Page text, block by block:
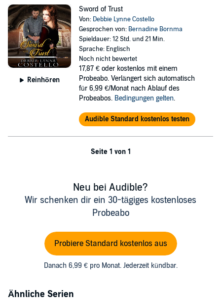
Reinhören
Sword of Trust
Von: Debbie Lynne Costello
Gesprochen von: Bernadine Bornma
Spieldauer: 12 Std. und 21 Min.
Sprache: Englisch
Noch nicht bewertet
17,87 € oder kostenlos mit einem
Probeabo. Verlängert sich automatisch
für 6,99 €/Monat nach Ablauf des
Probeabos. Bedingungen gelten.
Audible Standard kostenlos testen
Seite 1 von 1
Neu bei Audible?
Wir schenken dir ein 30-tägiges kostenloses
Probeabo
Probiere Standard kostenlos aus
Danach 6,99 € pro Monat. Jederzeit kündbar.
Ähnliche Serien